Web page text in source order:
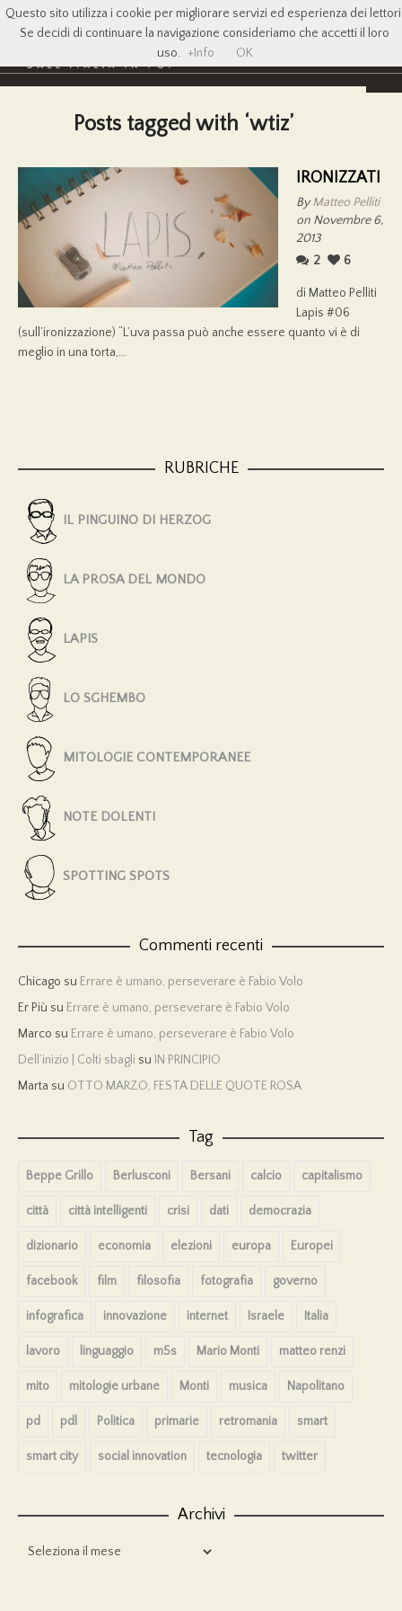
Posts tagged with ‘wtiz’
IRONIZZATI
ByMatteo Pelliti
on Novembre 6,
2013
2
6
di Matteo Pelliti
Lapis #06
(sull’ironizzazione) “L’uva passa può anche essere quanto vi è di
meglio in una torta,...
RUBRICHE
IL PINGUINO DI HERZOG
LA PROSA DEL MONDO
LAPIS
LO SGHEMBO
MITOLOGIE CONTEMPORANEE
NOTE DOLENTI
SPOTTING SPOTS
Commenti recenti
Chicago su Errare è umano, perseverare è Fabio Volo
Er Più su Errare è umano, perseverare è Fabio Volo
Marco su Errare è umano, perseverare è Fabio Volo
Dell’inizio | Colti sbagli su IN PRINCIPIO
Marta su OTTO MARZO, FESTA DELLE QUOTE ROSA
Tag
Beppe Grillo Berlusconi Bersani calcio capitalismo
città città intelligenti crisi dati democrazia
dizionario economia elezioni europa Europei
facebook film filosofia fotografia governo
infografica innovazione internet Israele Italia
lavoro linguaggio m5s Mario Monti matteo renzi
mito mitologie urbane Monti musica Napolitano
pd pdl Politica primarie retromania smart
smart city social innovation tecnologia twitter
Archivi
Archivi
Questo sito utilizza i cookie per migliorare servizi ed esperienza dei
Se decidi di continuare la navigazione consideriamo che accetti il loro
uso. +Info OK